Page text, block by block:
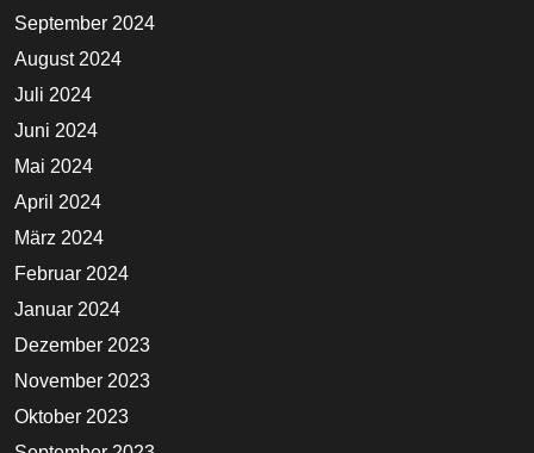
September 2024
August 2024
Juli 2024
Juni 2024
Mai 2024
April 2024
März 2024
Februar 2024
Januar 2024
Dezember 2023
November 2023
Oktober 2023